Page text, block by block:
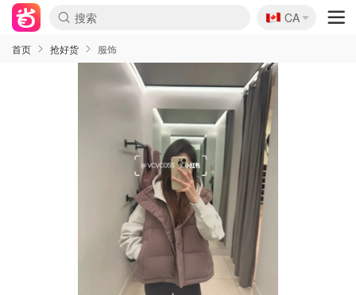
🇨🇦
CA
首页 抢好货 服饰